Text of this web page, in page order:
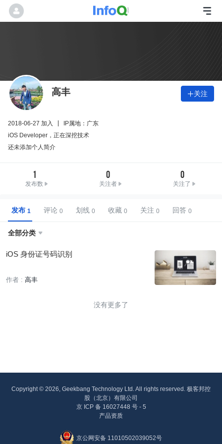
高丰 关注
2018-06-27 加入
IP属地：广东
iOS Developer，正在深挖技术
还未添加个人简介
1
发布数
0
关注者
0
关注了
发布 评论 划线 收藏 关注 回答
全部分类 
iOS 身份证号码识别
作者 : 高丰
没有更多了
Copyright © 2026, Geekbang Technology Ltd. All rights reserved. 极客邦控
股（北京）有限公司
京 ICP 备 16027448 号 - 5
产品资质
京公网安备 11010502039052号